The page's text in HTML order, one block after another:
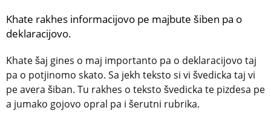
Khate rakhes informacijovo pe majbute šiben pa o
deklaracijovo.
Khate šaj gines o maj importanto pa o deklaracijovo taj
pa o potjinomo skato. Sa jekh teksto si vi švedicka taj vi
pe avera šiban. Tu rakhes o teksto švedicka te pizdesa pe
a jumako gojovo opral pa i šerutni rubrika.